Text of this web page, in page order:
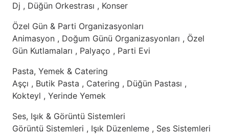
Dj , Düğün Orkestrası , Konser
Özel Gün & Parti Organizasyonları
Animasyon , Doğum Günü Organizasyonları , Özel
Gün Kutlamaları , Palyaço , Parti Evi
Pasta, Yemek & Catering
Aşçı , Butik Pasta , Catering , Düğün Pastası ,
Kokteyl , Yerinde Yemek
Ses, Işık & Görüntü Sistemleri
Görüntü Sistemleri , Işık Düzenleme , Ses Sistemleri